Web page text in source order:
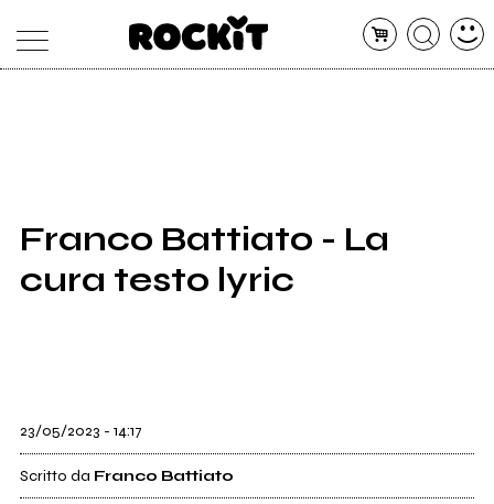
SHOP
RADIO
Franco Battiato - La
cura testo lyric
23/05/2023 - 14:17
Scritto da Franco Battiato